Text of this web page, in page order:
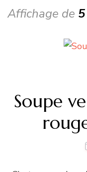
Affichage de
Soupe